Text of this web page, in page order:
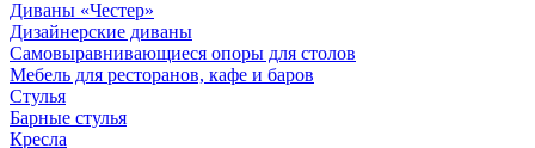
Диваны «Честер»
Дизайнерские диваны
Самовыравнивающиеся опоры для столов
Мебель для ресторанов, кафе и баров
Стулья
Барные стулья
Кресла